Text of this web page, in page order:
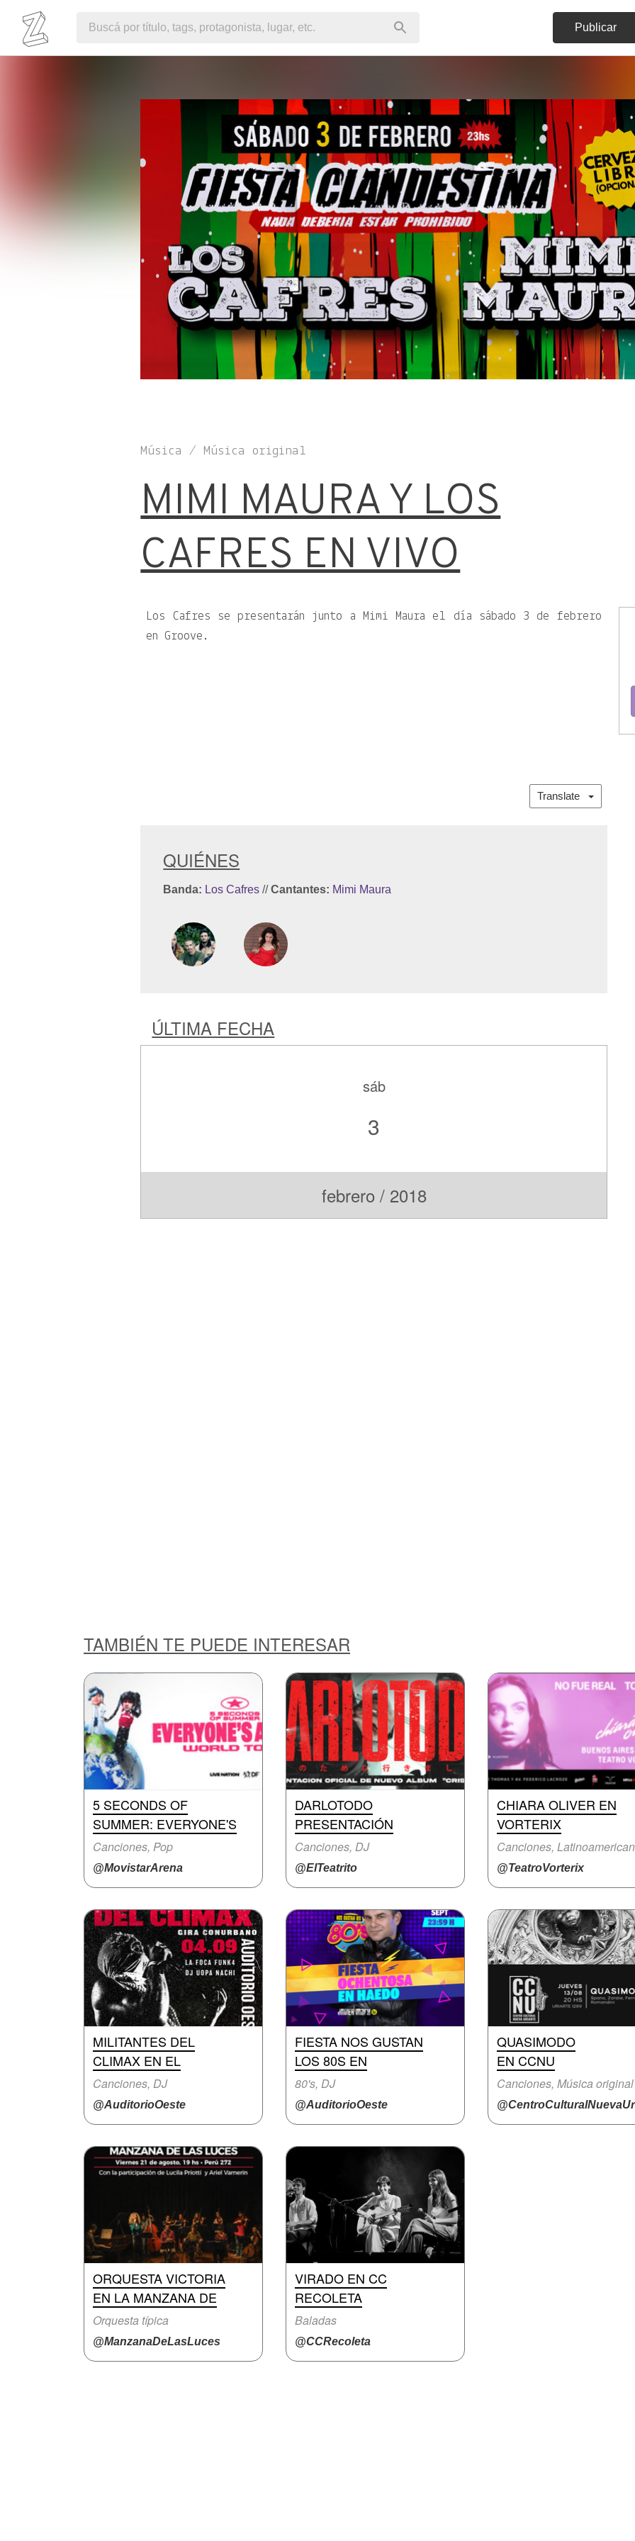
Publicar
Música / Música original
MIMI MAURA Y LOS
CAFRES EN VIVO
Los Cafres se presentarán junto a Mimi Maura el día sábado 3 de febrero
en Groove.
Translate
QUIÉNES
Banda: Los Cafres // Cantantes: Mimi Maura
ÚLTIMA FECHA
sáb
3
febrero / 2018
TAMBIÉN TE PUEDE INTERESAR
5 SECONDS OF
SUMMER: EVERYONE'S
Canciones, Pop
@MovistarArena
DARLOTODO
PRESENTACIÓN
Canciones, DJ
@ElTeatrito
CHIARA OLIVER EN
VORTERIX
Canciones,
@TeatroVorterix
MILITANTES DEL
CLIMAX EN EL
Canciones, DJ
@AuditorioOeste
FIESTA NOS GUSTAN
LOS 80S EN
80's, DJ
@AuditorioOeste
QUASIMODO
EN CCNU
Canciones, Música original
ORQUESTA VICTORIA
EN LA MANZANA DE
Orquesta típica
@ManzanaDeLasLuces
VIRADO EN CC
RECOLETA
Baladas
@CCRecoleta